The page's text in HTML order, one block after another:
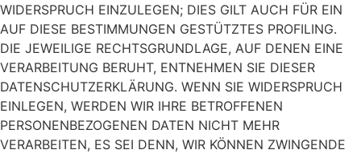
WIDERSPRUCH EINZULEGEN; DIES GILT AUCH FÜR EIN
AUF DIESE BESTIMMUNGEN GESTÜTZTES PROFILING.
DIE JEWEILIGE RECHTSGRUNDLAGE, AUF DENEN EINE
VERARBEITUNG BERUHT, ENTNEHMEN SIE DIESER
DATENSCHUTZERKLÄRUNG. WENN SIE WIDERSPRUCH
EINLEGEN, WERDEN WIR IHRE BETROFFENEN
PERSONENBEZOGENEN DATEN NICHT MEHR
VERARBEITEN, ES SEI DENN, WIR KÖNNEN ZWINGENDE